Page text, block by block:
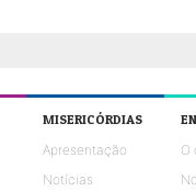
MISERICÓRDIAS
Apresentação
Notícias
O